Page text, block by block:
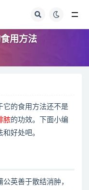
用方法
它的食用方法还不是
脓的功效。下面小编
好处吧。
英善于散结消肿，